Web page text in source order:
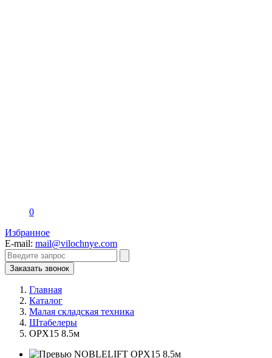
0
Избранное
E-mail: mail@vilochnye.com
Заказать звонок
Главная
Каталог
Малая складская техника
Штабелеры
OPX15 8.5м